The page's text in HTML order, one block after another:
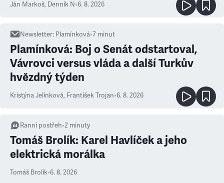
Ján Markoš, Denník N•6. 8. 2026
Newsletter: Plamínková•7 minut
Plamínková: Boj o Senát odstartoval,
Vávrovci versus vláda a další Turkův
hvězdný týden
Kristýna Jelínková, František Trojan•6. 8. 2026
Ranní postřeh•2 minuty
Tomáš Brolík: Karel Havlíček a jeho
elektrická morálka
Tomáš Brolík•6. 8. 2026